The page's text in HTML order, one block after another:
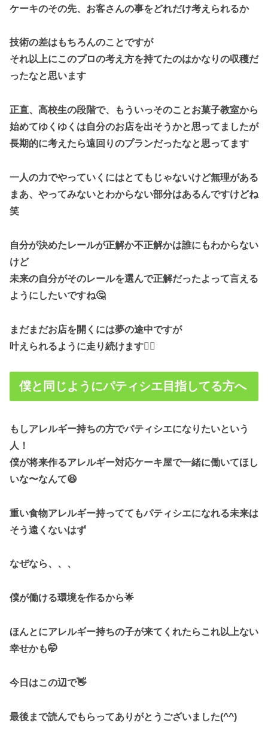
ケーキのその先、お客さんの事をどれだけ考えられるか
技術の差はもちろんのことですが
それ以上にこのプロの考え方を持てたのはかなりの収穫だ
ったなと思います
正直、高校生の段階で、もういっそのことお菓子教室から
始めてゆくゆくは自分のお店を出そうかと思ってましたが
長期的に考えたら遠回りのプランだったなと思ってます
一人の力でやっていくにはとてもじゃないけど無理がある
まあ、やってみないとわからない部分はあるんですけどね
笑
自分が決めたレールが正解か不正解かは誰にもわからない
けど
未来の自分がそのレールを選んで正解だったよって言える
ようにしたいですね🤔
まだまだお店を開くには夢の途中ですが
叶えられるように走り続けます🏃‍♂
僕と同じようにパティシエ目指してる方へ
もしアレルギー持ちの方でパティシエになりたいという
人！
僕が将来作るアレルギー対応ケーキ屋で一緒に働いてほし
いな〜なんて😆
重い食物アレルギー持っててもパティシエになれる未来は
そう遠くないはず
なぜなら、、、
僕が働ける環境を作るから🌟
ほんとにアレルギー持ちの子が来てくれたらこれ以上ない
幸せかも🤭
今日はこの辺で👋
最後まで読んでもらってありがとうございました(^^)